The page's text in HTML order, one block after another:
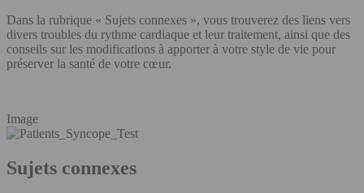
Dans la rubrique « Sujets connexes », vous trouverez des liens vers
divers troubles du rythme cardiaque et leur traitement, ainsi que des
conseils sur les modifications à apporter à votre style de vie pour
préserver la santé de votre cœur.
Image
Sujets connexes